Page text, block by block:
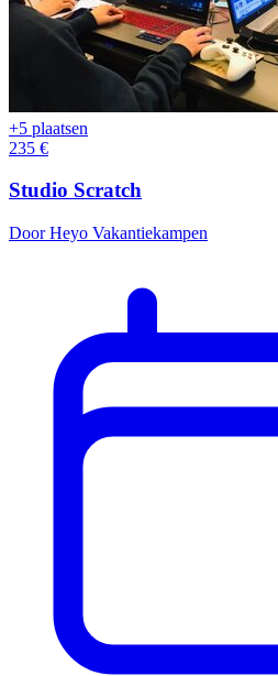
+5 plaatsen
235 €
Studio Scratch
Door Heyo Vakantiekampen